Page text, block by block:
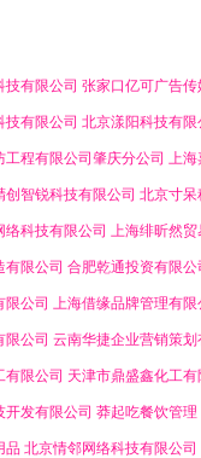
有限公司 张家口亿可广告传
技有限公司 北京漾阳科技有限
工程有限公司肇庆分公司 上海
创智锐科技有限公司 北京寸呆
络科技有限公司 上海绯昕然贸
限公司 合肥乾通投资有限公
限公司 上海借缘品牌管理有限
限公司 云南华捷企业营销策划
有限公司 天津市鼎盛鑫化工有
发有限公司 莽起吃餐饮管理
品 北京情邻网络科技有限公司